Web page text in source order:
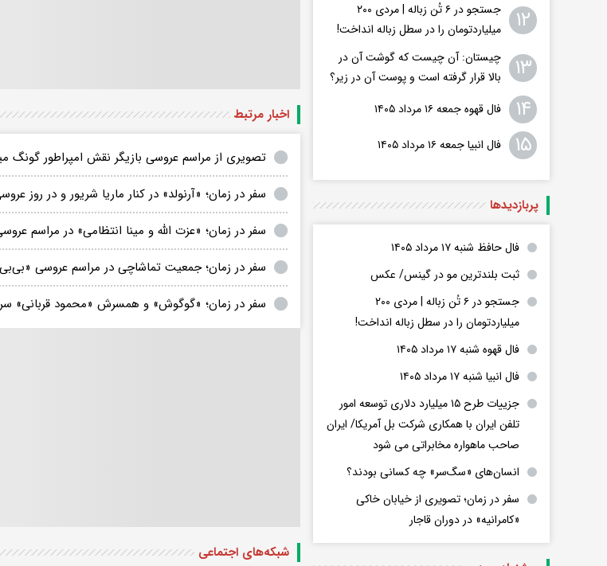
اخبار مرتبط
تصویری از مراسم عروسی بازیگر نقش امپراطور
سفر در زمان؛ «آرنولد» در کنار ماریا شریور و در روز
سفر در زمان؛ «عزت الله و مینا انتظامی» در مراسم عروسی
سفر در زمان؛ جمعیت تماشاچی در مراسم عروسی «بی‌بی خاور»؛
سفر در زمان؛ «گوگوش» و همسرش «محمود قربانی»
شبکه‌های اجتماعی
۱۲
جستجو در ۶ تُن زباله | مردی ۲۰۰
میلیاردتومان را در سطل زباله انداخت!
۱۳
چیستان: آن چیست که گوشت آن در
بالا قرار گرفته است و پوست آن در زیر؟
۱۴ فال قهوه جمعه ۱۶ مرداد ۱۴۰۵
۱۵ فال انبیا جمعه ۱۶ مرداد ۱۴۰۵
پربازدید‌ها
فال حافظ شنبه ۱۷ مرداد ۱۴۰۵
ثبت بلندترین مو در گینس/ عکس
جستجو در ۶ تُن زباله | مردی ۲۰۰
میلیاردتومان را در سطل زباله انداخت!
فال قهوه شنبه ۱۷ مرداد ۱۴۰۵
فال انبیا شنبه ۱۷ مرداد ۱۴۰۵
جزییات طرح ۱۵ میلیارد دلاری توسعه امور
تلفن ایران با همکاری شرکت بل آمریکا/ ایران
صاحب ماهواره مخابراتی می شود
انسان‌های «سگ‌سر» چه کسانی بودند؟
سفر در زمان؛ تصویری از خیابان خاکی
«کامرانیه» در دوران قاجار